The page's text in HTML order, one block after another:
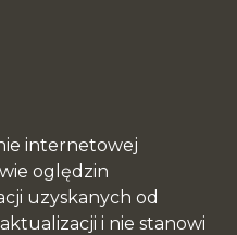
internetowej
oględzin
uzyskanych od
i nie stanowi